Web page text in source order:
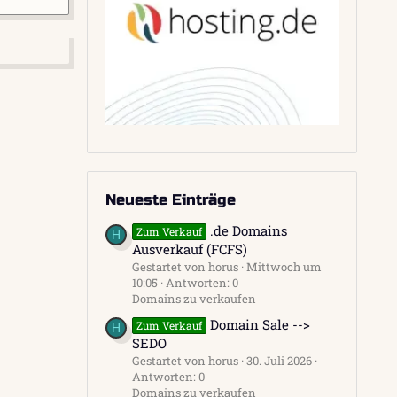
Neueste Einträge
H Zum Verkauf
.de Domains
Ausverkauf (FCFS)
Gestartet von horus Mittwoch um
10:05 Antworten: 0
Domains zu verkaufen
H Zum Verkauf Domain Sale -->
SEDO
Gestartet von horus 30. Juli 2026
Antworten: 0
Domains zu verkaufen